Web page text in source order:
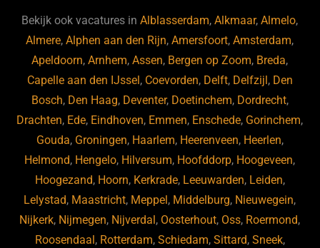
b
o
o
k
ky dI
n
Bekijk ook vacatures inAlblasserdam,Alkmaar,Almelo,
Almere,Alphen aan den Rijn,Amersfoort,Amsterdam,
Apeldoorn,Arnhem,Assen, Bergen op Zoom, Breda,
Capelle aan den IJssel, Coevorden, Delft, Delfzijl, Den
Bosch, Den Haag, Deventer, Doetinchem, Dordrecht,
Drachten, Ede, Eindhoven, Emmen, Enschede, Gorinchem,
Gouda, Groningen, Haarlem, Heerenveen, Heerlen,
Helmond, Hengelo, Hilversum, Hoofddorp, Hoogeveen,
Hoogezand, Hoorn, Kerkrade, Leeuwarden, Leiden,
Lelystad, Maastricht, Meppel, Middelburg, Nieuwegein,
Nijkerk, Nijmegen, Nijverdal, Oosterhout, Oss, Roermond,
Roosendaal, Rotterdam, Schiedam, Sittard, Sneek,